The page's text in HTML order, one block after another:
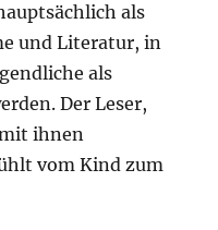
als
und Literatur, in
als
Der Leser,
ihnen
vom Kind zum